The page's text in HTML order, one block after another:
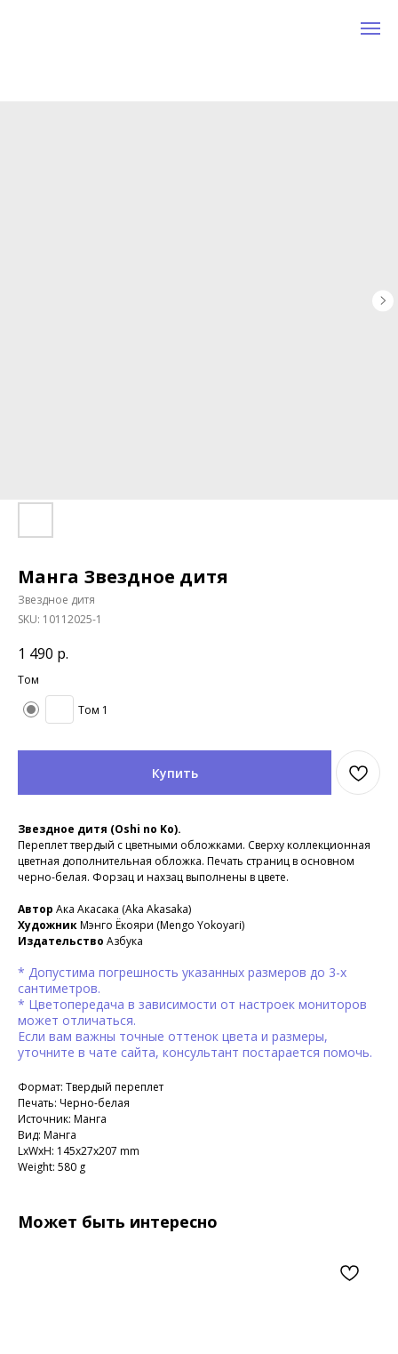
Манга Звездное дитя
Звездное дитя
SKU: 10112025-1
1 490 р.
Том
Том 1
Купить
Звездное дитя (Oshi no Ko).
Переплет твердый с цветными обложками. Сверху коллекционная
цветная дополнительная обложка. Печать страниц в основном
черно-белая. Форзац и нахзац выполнены в цвете.
Автор Ака Акасака (Aka Akasaka)
ХудожникМэнго Ёкояри (Mengo Yokoyari)
Издательство Азбука
* Допустима погрешность указанных размеров до 3-х
сантиметров.
* Цветопередача в зависимости от настроек мониторов
может отличаться.
Если вам важны точные оттенок цвета и размеры,
уточните в чате сайта, консультант постарается помочь.
Формат: Твердый переплет
Печать: Черно-белая
Источник: Манга
Вид: Манга
LxWxH: 145x27x207 mm
Weight: 580 g
Может быть интересно